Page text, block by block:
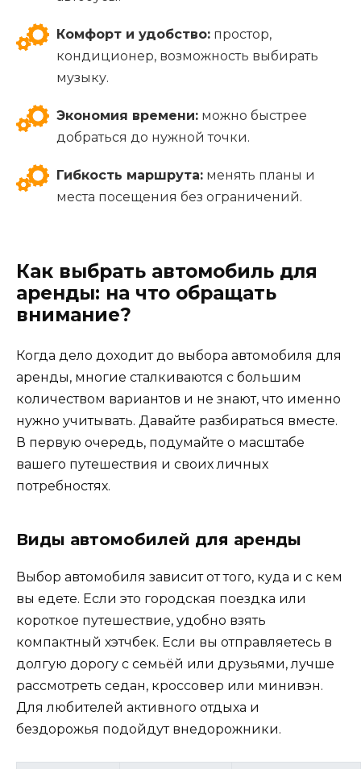
Комфорт и удобство: простор,
кондиционер, возможность выбирать
музыку.
Экономия времени: можно быстрее
добраться до нужной точки.
Гибкость маршрута: менять планы и
места посещения без ограничений.
Как выбрать автомобиль для
аренды: на что обращать
внимание?
Когда дело доходит до выбора автомобиля для
аренды, многие сталкиваются с большим
количеством вариантов и не знают, что именно
нужно учитывать. Давайте разбираться вместе.
В первую очередь, подумайте о масштабе
вашего путешествия и своих личных
потребностях.
Виды автомобилей для аренды
Выбор автомобиля зависит от того, куда и с кем
вы едете. Если это городская поездка или
короткое путешествие, удобно взять
компактный хэтчбек. Если вы отправляетесь в
долгую дорогу с семьёй или друзьями, лучше
рассмотреть седан, кроссовер или минивэн.
Для любителей активного отдыха и
бездорожья подойдут внедорожники.